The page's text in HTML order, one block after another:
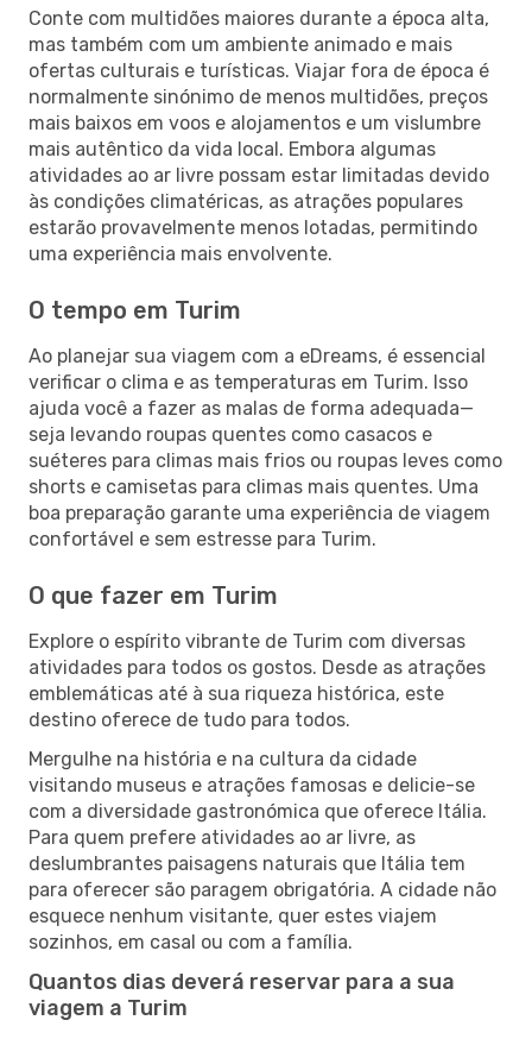
Conte com multidões maiores durante a época alta,
mas também com um ambiente animado e mais
ofertas culturais e turísticas. Viajar fora de época é
normalmente sinónimo de menos multidões, preços
mais baixos em voos e alojamentos e um vislumbre
mais autêntico da vida local. Embora algumas
atividades ao ar livre possam estar limitadas devido
às condições climatéricas, as atrações populares
estarão provavelmente menos lotadas, permitindo
uma experiência mais envolvente.
O tempo em Turim
Ao planejar sua viagem com a eDreams, é essencial
verificar o clima e as temperaturas em Turim. Isso
ajuda você a fazer as malas de forma adequada—
seja levando roupas quentes como casacos e
suéteres para climas mais frios ou roupas leves como
shorts e camisetas para climas mais quentes. Uma
boa preparação garante uma experiência de viagem
confortável e sem estresse para Turim.
O que fazer em Turim
Explore o espírito vibrante de Turim com diversas
atividades para todos os gostos. Desde as atrações
emblemáticas até à sua riqueza histórica, este
destino oferece de tudo para todos.
Mergulhe na história e na cultura da cidade
visitando museus e atrações famosas e delicie-se
com a diversidade gastronómica que oferece Itália.
Para quem prefere atividades ao ar livre, as
deslumbrantes paisagens naturais que Itália tem
para oferecer são paragem obrigatória. A cidade não
esquece nenhum visitante, quer estes viajem
sozinhos, em casal ou com a família.
Quantos dias deverá reservar para a sua
viagem a Turim